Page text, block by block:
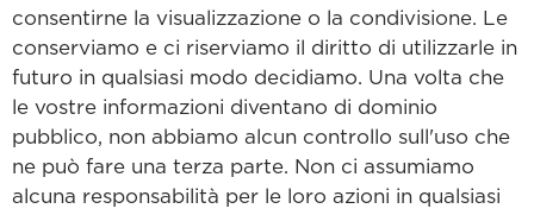
consentirne la visualizzazione o la condivisione. Le
conserviamo e ci riserviamo il diritto di utilizzarle in
futuro in qualsiasi modo decidiamo. Una volta che
le vostre informazioni diventano di dominio
pubblico, non abbiamo alcun controllo sull'uso che
ne può fare una terza parte. Non ci assumiamo
alcuna responsabilità per le loro azioni in qualsiasi